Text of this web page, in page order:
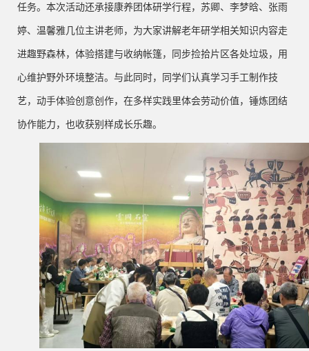
任务。本次活动还承接康养团体研学行程，苏卿、李梦晗、张雨
婷、温馨雅几位主讲老师，为大家讲解老年研学相关知识内容走
进趣野森林，体验搭建与收纳帐篷，同步捡拾片区各处垃圾，用
心维护野外环境整洁。与此同时，同学们认真学习手工制作技
艺，动手体验创意创作，在多样实践里体会劳动价值，锤炼团结
协作能力，也收获别样成长乐趣。